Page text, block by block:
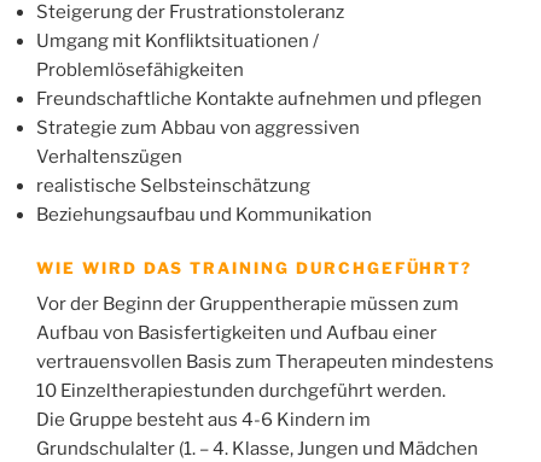
Steigerung der Frustrationstoleranz
Umgang mit Konfliktsituationen /
Problemlösefähigkeiten
Freundschaftliche Kontakte aufnehmen und pflegen
Strategie zum Abbau von aggressiven
Verhaltenszügen
realistische Selbsteinschätzung
Beziehungsaufbau und Kommunikation
WIE WIRD DAS TRAINING DURCHGEFÜHRT?
Vor der Beginn der Gruppentherapie müssen zum
Aufbau von Basisfertigkeiten und Aufbau einer
vertrauensvollen Basis zum Therapeuten mindestens
10 Einzeltherapiestunden durchgeführt werden.
Die Gruppe besteht aus 4-6 Kindern im
Grundschulalter (1. – 4. Klasse, Jungen und Mädchen